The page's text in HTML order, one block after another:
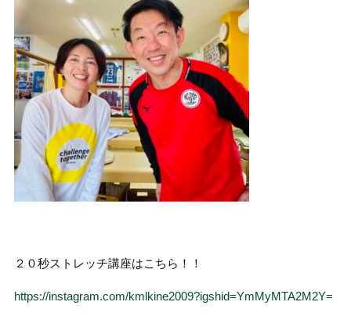
２０秒ストレッチ講座はこちら！！
https://instagram.com/kmlkine2009?igshid=YmMyMTA2M2Y=